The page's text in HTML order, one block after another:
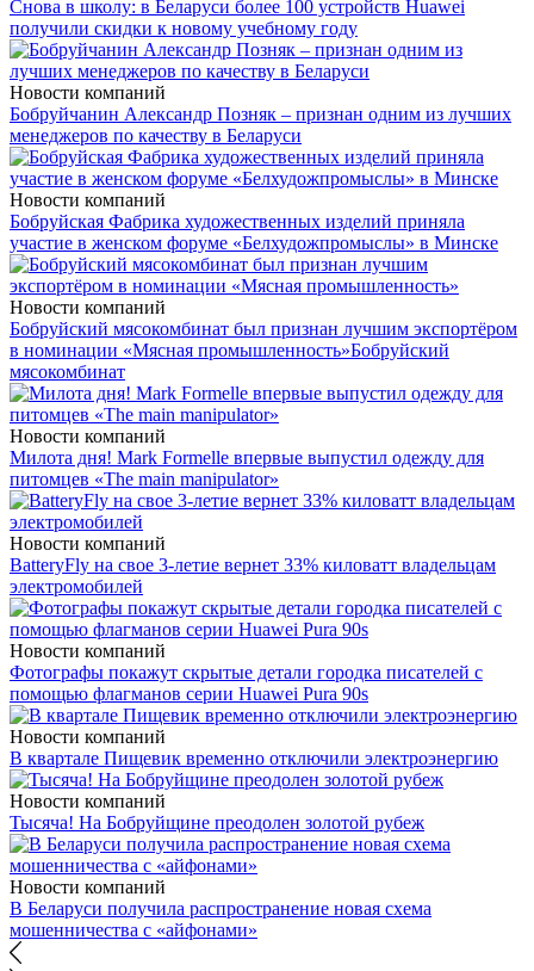
Снова в школу: в Беларуси более 100 устройств Huawei
получили скидки к новому учебному году
Новости компаний
Бобруйчанин Александр Позняк – признан одним из лучших
менеджеров по качеству в Беларуси
Новости компаний
Бобруйская Фабрика художественных изделий приняла
участие в женском форуме «Белхудожпромыслы» в Минске
Новости компаний
Бобруйский мясокомбинат был признан лучшим экспортёром
в номинации «Мясная промышленность»Бобруйский
мясокомбинат
Новости компаний
Милота дня! Mark Formelle впервые выпустил одежду для
питомцев «The main manipulator»
Новости компаний
BatteryFly на свое 3-летие вернет 33% киловатт владельцам
электромобилей
Новости компаний
Фотографы покажут скрытые детали городка писателей с
помощью флагманов серии Huawei Pura 90s
Новости компаний
В квартале Пищевик временно отключили электроэнергию
Новости компаний
Тысяча! На Бобруйщине преодолен золотой рубеж
Новости компаний
В Беларуси получила распространение новая схема
мошенничества с «айфонами»